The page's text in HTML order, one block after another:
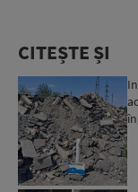
CITEȘTE ȘI